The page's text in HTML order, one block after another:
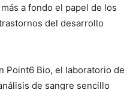
a fondo el papel de los
del desarrollo
Point6 Bio, el laboratorio de
de sangre sencillo